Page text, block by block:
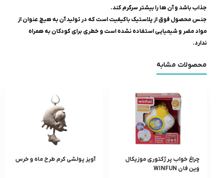
جذاب باشد و آن ها را بیشتر سرگرم کند.
جنس محصول فوق از پلاستیک باکیفیت است که در تولید آن به هیچ عنوان از
مواد مضر و شیمیایی استفاده نشده است و خطری برای کودکان به همراه
ندارد.
محصولات مشابه
چراغ خواب پرژکتورى موزيکال
وين فان WINFUN
آویز پولشی کرم طرح ماه و خرس